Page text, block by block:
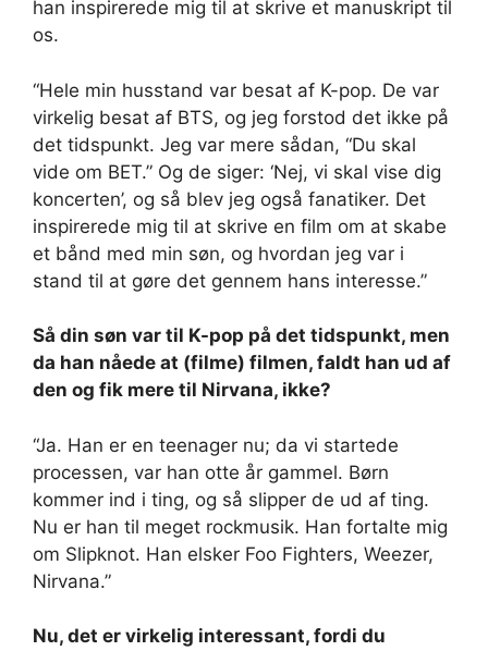
han inspirerede mig til at skrive et manuskript til
os.
“Hele min husstand var besat af K-pop. De var
virkelig besat af BTS, og jeg forstod det ikke på
det tidspunkt. Jeg var mere sådan, “Du skal
vide om BET.” Og de siger: ‘Nej, vi skal vise dig
koncerten’, og så blev jeg også fanatiker. Det
inspirerede mig til at skrive en film om at skabe
et bånd med min søn, og hvordan jeg var i
stand til at gøre det gennem hans interesse.”
Så din søn var til K-pop på det tidspunkt, men
da han nåede at (filme) filmen, faldt han ud af
den og fik mere til Nirvana, ikke?
“Ja. Han er en teenager nu; da vi startede
processen, var han otte år gammel. Børn
kommer ind i ting, og så slipper de ud af ting.
Nu er han til meget rockmusik. Han fortalte mig
om Slipknot. Han elsker Foo Fighters, Weezer,
Nirvana.”
Nu, det er virkelig interessant, fordi du